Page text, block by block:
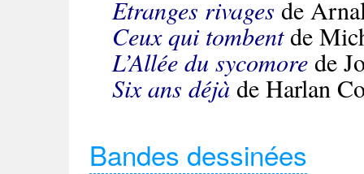
Etranges rivages de
Ceux qui tombentde
L’Allée du sycomore de
Six ans déjà de Harlan
Bandes dessinées